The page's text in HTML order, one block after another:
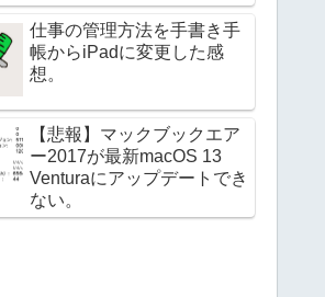
仕事の管理方法を手書き手
帳からiPadに変更した感
想。
【悲報】マックブックエア
ー2017が最新macOS 13
Venturaにアップデートでき
ない。